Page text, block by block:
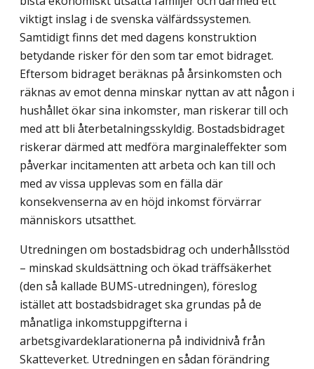
viktigt inslag i de svenska välfärdssystemen.
Samtidigt finns det med dagens konstruktion
betydande risker för den som tar emot bidraget.
Eftersom bidraget beräknas på årsinkomsten och
räknas av emot denna minskar nyttan av att någon i
hushållet ökar sina inkomster, man riskerar till och
med att bli återbetalningsskyldig. Bostadsbidraget
riskerar därmed att medföra marginaleffekter som
påverkar incitamenten att arbeta och kan till och
med av vissa upplevas som en fälla där
konsekvenserna av en höjd inkomst förvärrar
människors utsatthet.
Utredningen om bostadsbidrag och underhållsstöd
– minskad skuldsättning och ökad träffsäkerhet
(den så kallade BUMS-utredningen), föreslog
istället att bostadsbidraget ska grundas på de
månatliga inkomstuppgifterna i
arbetsgivardeklarationerna på individnivå från
Skatteverket. Utredningen en sådan förändring